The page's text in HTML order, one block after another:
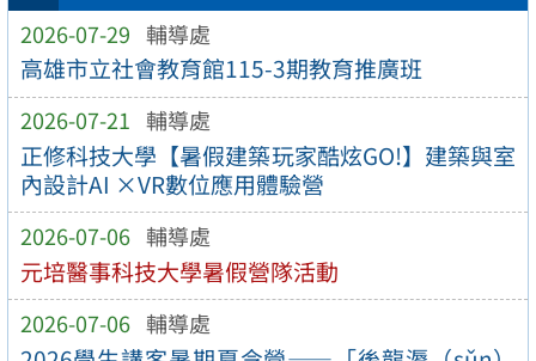
2026-07-29 輔導處
高雄市立社會教育館115-3期教育推廣班
2026-07-21 輔導處
正修科技大學【暑假建築玩家酷炫GO!】建築與室
內設計AI ×VR數位應用體驗營
2026-07-06 輔導處
元培醫事科技大學暑假營隊活動
2026-07-06 輔導處